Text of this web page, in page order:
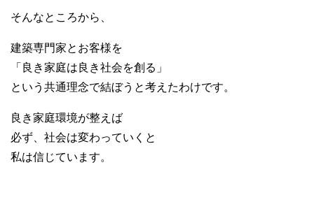
そんなところから、
建築専門家とお客様を
「良き家庭は良き社会を創る」
という共通理念で結ぼうと考えたわけです。
良き家庭環境が整えば
必ず、社会は変わっていくと
私は信じています。